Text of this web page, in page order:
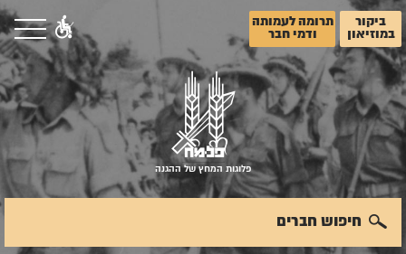
ביקור
במוזיאון
תרומה לעמותה
ודמי חבר
פלוגות המחץ של ההגנה
חיפוש חברים